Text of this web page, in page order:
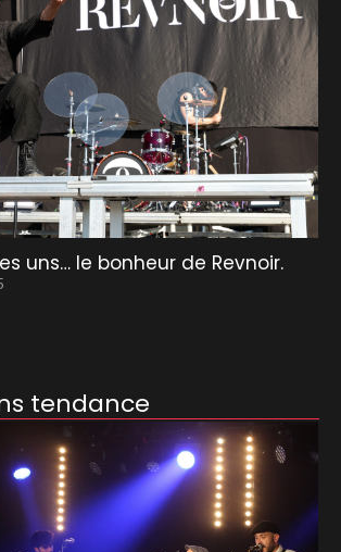
uns… le bonheur de Revnoir.
tendance